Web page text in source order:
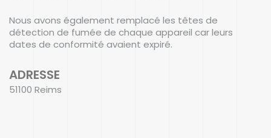
Nous avons également remplacé les têtes de
détection de fumée de chaque appareil car leurs
dates de conformité avaient expiré.
ADRESSE
51100 Reims